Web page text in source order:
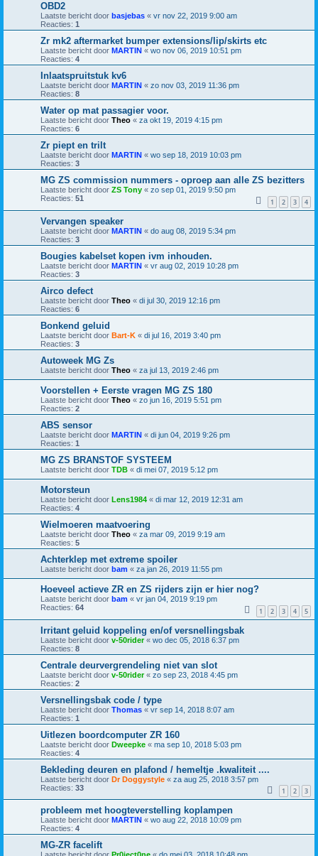
OBD2
Laatste bericht door basjebas « vr nov 22, 2019 9:00 am
Reacties: 1
Zr mk2 aftermarket bumper extensions/lip/skirts etc
Laatste bericht door MARTIN « wo nov 06, 2019 10:51 pm
Reacties: 4
Inlaatspruitstuk kv6
Laatste bericht door MARTIN « zo nov 03, 2019 11:36 pm
Reacties: 8
Water op mat passagier voor.
Laatste bericht door Theo « za okt 19, 2019 4:15 pm
Reacties: 6
Zr piept en trilt
Laatste bericht door MARTIN « wo sep 18, 2019 10:03 pm
Reacties: 3
MG ZS commission nummers - oproep aan alle ZS bezitters
Laatste bericht door ZS Tony « zo sep 01, 2019 9:50 pm
Reacties: 51 1 2 3 4
Vervangen speaker
Laatste bericht door MARTIN « do aug 08, 2019 5:34 pm
Reacties: 3
Bougies kabelset kopen ivm inhouden.
Laatste bericht door MARTIN « vr aug 02, 2019 10:28 pm
Reacties: 3
Airco defect
Laatste bericht door Theo « di jul 30, 2019 12:16 pm
Reacties: 6
Bonkend geluid
Laatste bericht door Bart-K « di jul 16, 2019 3:40 pm
Reacties: 3
Autoweek MG Zs
Laatste bericht door Theo « za jul 13, 2019 2:46 pm
Voorstellen + Eerste vragen MG ZS 180
Laatste bericht door Theo « zo jun 16, 2019 5:51 pm
Reacties: 2
ABS sensor
Laatste bericht door MARTIN « di jun 04, 2019 9:26 pm
Reacties: 1
MG ZS BRANSTOF SYSTEEM
Laatste bericht door TDB « di mei 07, 2019 5:12 pm
Motorsteun
Laatste bericht door Lens1984 « di mar 12, 2019 12:31 am
Reacties: 4
Wielmoeren maatvoering
Laatste bericht door Theo « za mar 09, 2019 9:19 am
Reacties: 5
Achterklep met extreme spoiler
Laatste bericht door bam « za jan 26, 2019 11:55 pm
Hoeveel actieve ZR en ZS rijders zijn er hier nog?
Laatste bericht door bam « vr jan 04, 2019 9:19 pm
Reacties: 64 1 2 3 4 5
Irritant geluid koppeling en/of versnellingsbak
Laatste bericht door v-50rider« wo dec 05, 2018 6:37 pm
Reacties: 8
Centrale deurvergrendeling niet van slot
Laatste bericht door v-50rider« zo sep 23, 2018 4:45 pm
Reacties: 2
Versnellingsbak code / type
Laatste bericht door Thomas « vr sep 14, 2018 8:07 am
Reacties: 1
Uitlezen boordcomputer ZR 160
Laatste bericht door Dweepke « ma sep 10, 2018 5:03 pm
Reacties: 4
Bekleding deuren en plafond / hemeltje .kwaliteit ....
Laatste bericht door Dr Doggystyle « za aug 25, 2018 3:57 pm
Reacties: 33 1 2 3
probleem met hoogteverstelling koplampen
Laatste bericht door MARTIN « wo aug 22, 2018 10:09 pm
Reacties: 4
MG-ZR facelift